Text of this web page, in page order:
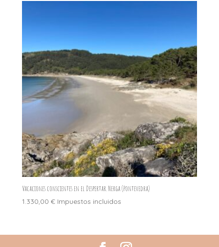
Vacaciones conscientes en el Despertar. Nerga (Pontevedra)
1.330,00 € Impuestos incluidos